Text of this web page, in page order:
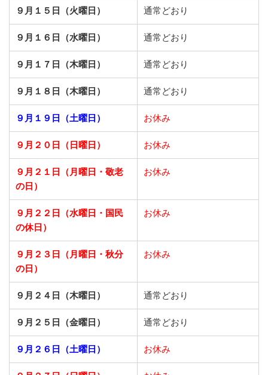
９月１５日（火曜日） 通常どおり
９月１６日（水曜日） 通常どおり
９月１７日（木曜日） 通常どおり
９月１８日（木曜日） 通常どおり
９月１９日（土曜日） お休み
９月２０日（日曜日） お休み
９月２１日
（月曜日・敬老
の日）
お休み
９月２２日
（水曜日・国民
の休日）
お休み
９月２３日
（月曜日・秋分
の日）
お休み
９月２４日（木曜日） 通常どおり
９月２５日（金曜日） 通常どおり
９月２６日（土曜日） お休み